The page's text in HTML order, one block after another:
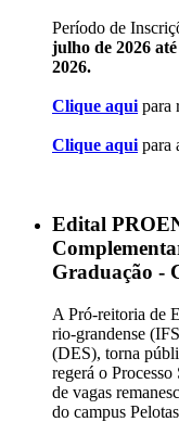
Período de
julho de 2026
2026.
Clique aquipara
Clique aquipara
Edital
Graduação -
A Pró-reitoria de
rio-grandense
(DES), torna
regerá o
de vagas
do campus